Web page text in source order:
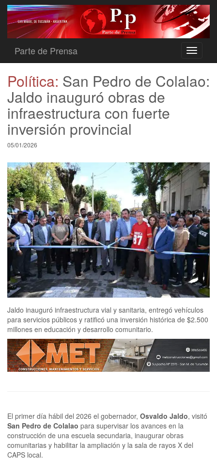
Toggle
Parte de Prensa
Política: San Pedro de Colalao:
Jaldo inauguró obras de
infraestructura con fuerte
inversión provincial
05/01/2026
Jaldo inauguró infraestructura vial y sanitaria, entregó vehículos
para servicios públicos y ratificó una inversión histórica de $2.500
millones en educación y desarrollo comunitario.
El primer día hábil del 2026 el gobernador, Osvaldo Jaldo, visitó
San Pedro de Colalao para supervisar los avances en la
construcción de una escuela secundaria, inaugurar obras
comunitarias y habilitar la ampliación y la sala de rayos X del
CAPS local.